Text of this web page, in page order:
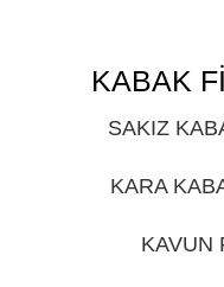
KABAK
SAKIZ
KARA
KAVUN